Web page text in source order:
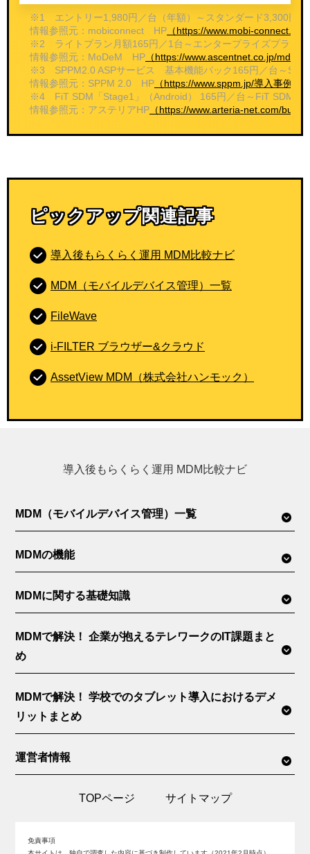
※1 エントリー1,980円／台（年額）～スタンダード3,300円
情報参照元：mobiconnect HP （https://www.mobi-
※2 ライトプラン月額165円／1台～エンタープライズプラン
情報参照元：MoDeM HP （https://www.ascentnet.co.jp/mdm-
※3 SPPM2.0 ASPサービス 基本機能パック165円／台～
情報参照元：SPPM 2.0 HP （https://www.sppm.jp/導入事例・
※4 FiT SDM「Stage1」（Android） 165円／台～FiT SDM「
情報参照元：アステリアHP （https://www.arteria-net.com/
ピックアップ関連記事
導入後もらくらく運用 MDM比較ナビ
MDM（モバイルデバイス管理）一覧
FileWave
i-FILTER ブラウザー&クラウド
AssetView MDM（株式会社ハンモック）
導入後もらくらく運用 MDM比較ナビ
MDM（モバイルデバイス管理）一覧
MDMの機能
MDMに関する基礎知識
MDMで解決！ 企業が抱えるテレワークのIT課題まと
め
MDMで解決！ 学校でのタブレット導入におけるデメ
リットまとめ
運営者情報
TOPページ サイトマップ
免責事項